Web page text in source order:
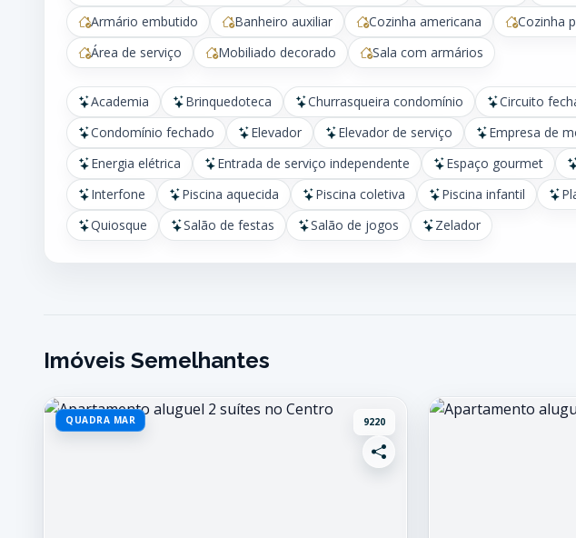
Armário embutido
Banheiro auxiliar Cozinha americana
Cozinha
Área de serviço
Mobiliado decorado Sala com armários
Academia Brinquedoteca Churrasqueira condomínio
Circuito
Condomínio fechado
Elevador Elevador de serviço
Empresa de
Energia elétrica
Entrada de serviço independente Espaço gourmet
Interfone
Piscina aquecida Piscina coletiva Piscina infantil
Quiosque
Salão de festas Salão de jogos Zelador
Imóveis Semelhantes
QUADRA MAR 9220